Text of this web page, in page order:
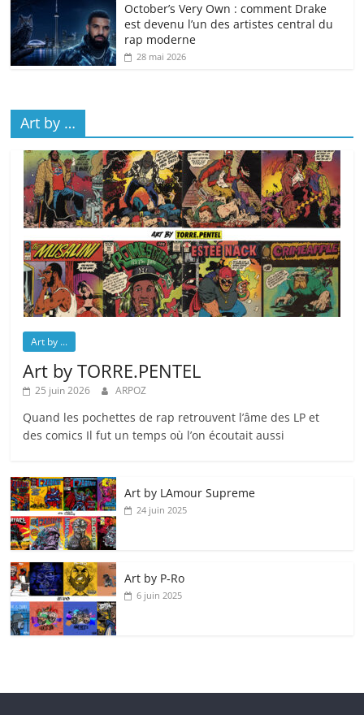
October’s Very Own : comment Drake
est devenu l’un des artistes central du
rap moderne
28 mai 2026
Art by …
Art by ...
Art by TORRE.PENTEL
25 juin 2026 ARPOZ
Quand les pochettes de rap retrouvent l’âme des LP et
des comics Il fut un temps où l’on écoutait aussi
Art by LAmour Supreme
24 juin 2025
Art by P‑Ro
6 juin 2025